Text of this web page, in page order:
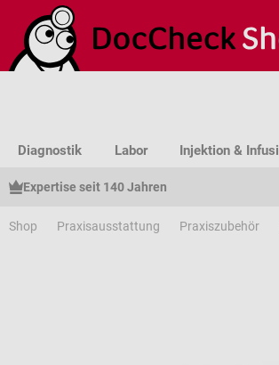
Hauptinhalt springen
Zur Suche springen
Zur Hauptnavigation springen
Diagnostik Labor Injektion &
Expertise seit 140 Jahren
Shop Praxisausstattung Praxiszubehör